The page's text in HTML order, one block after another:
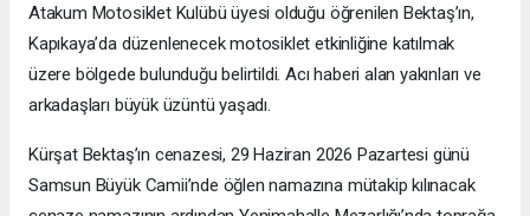
Atakum Motosiklet Kulübü üyesi olduğu öğrenilen Bektaş’ın,
Kapıkaya’da düzenlenecek motosiklet etkinliğine katılmak
üzere bölgede bulunduğu belirtildi. Acı haberi alan yakınları ve
arkadaşları büyük üzüntü yaşadı.
Kürşat Bektaş’ın cenazesi, 29 Haziran 2026 Pazartesi günü
Samsun Büyük Camii’nde öğlen namazına mütakip kılınacak